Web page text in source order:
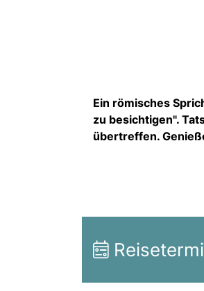
Ein römisches
zu besichtigen".
übertreffen.